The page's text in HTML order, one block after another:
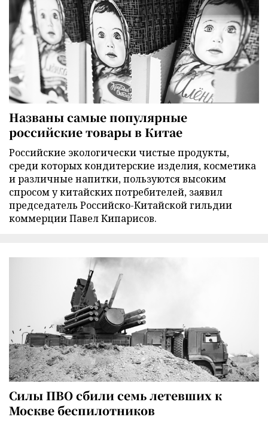
Названы самые популярные
российские товары в Китае
Российские экологически чистые продукты,
среди которых кондитерские изделия, косметика
и различные напитки, пользуются высоким
спросом у китайских потребителей, заявил
председатель Российско-Китайской гильдии
коммерции Павел Кипарисов.
Силы ПВО сбили семь летевших к
Москве беспилотников